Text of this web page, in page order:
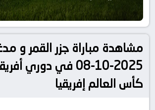
مشاهدة مباراة جزر القمر و
2025-10-08 في دوري
كأس العالم إفريقيا